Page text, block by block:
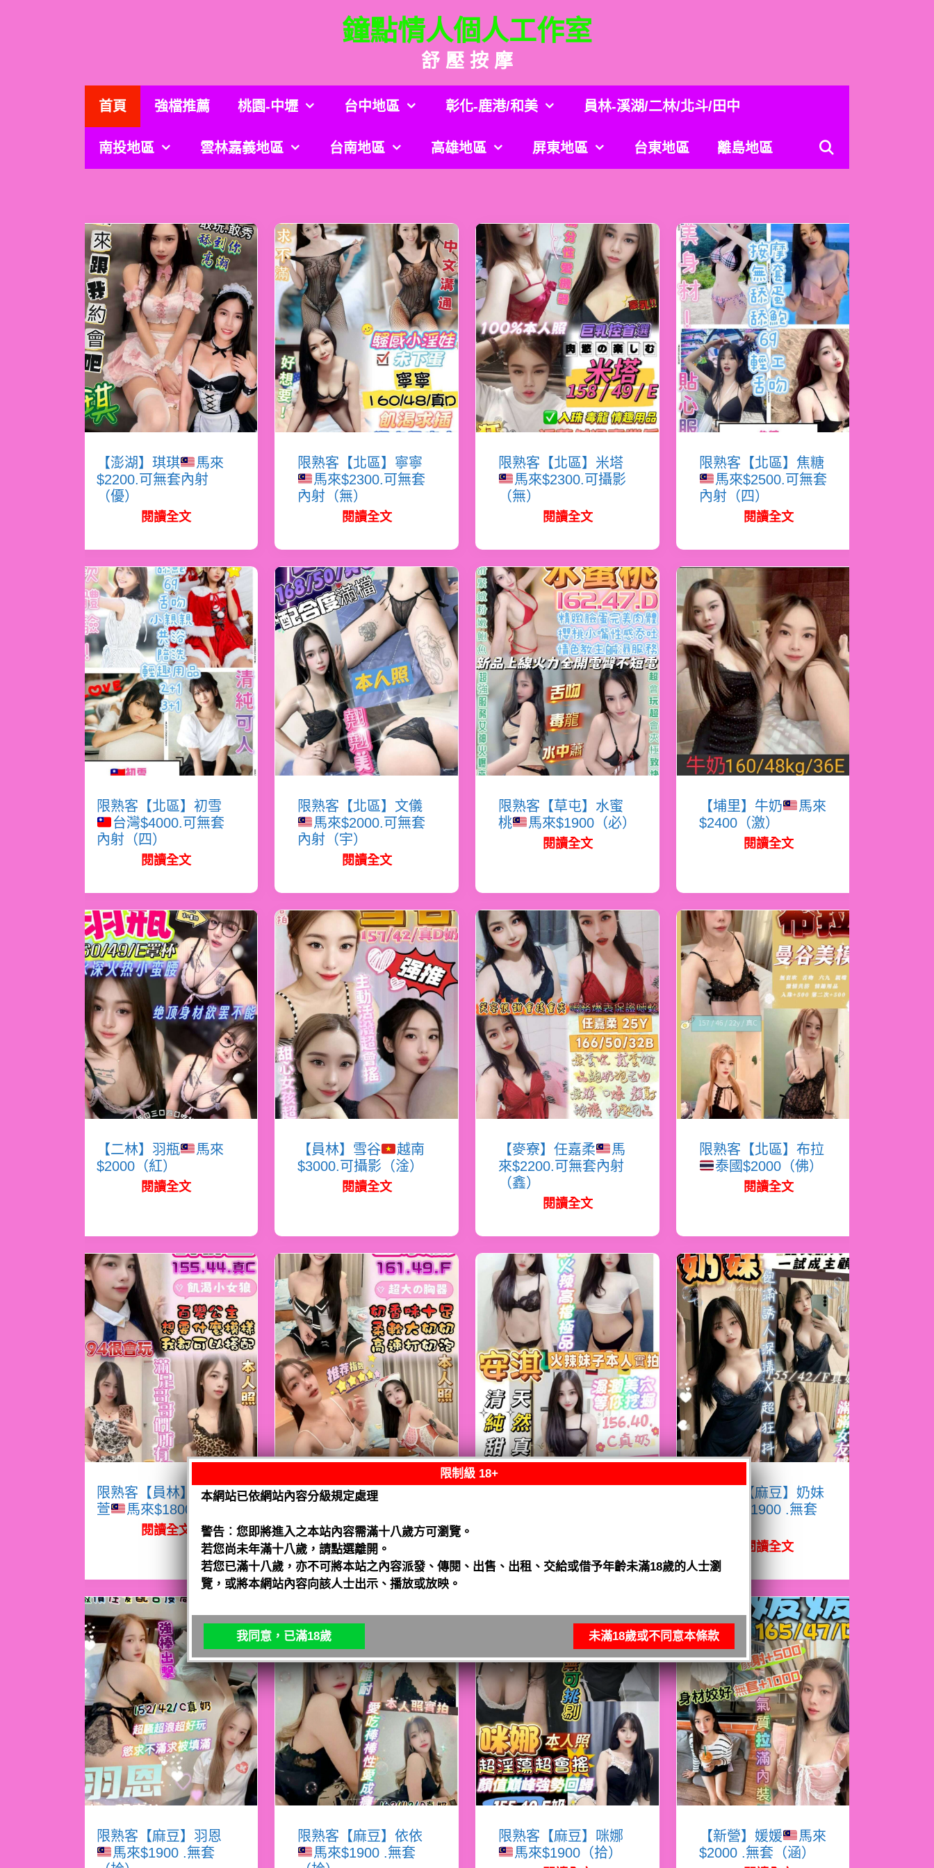
鐘點情人個人工作室
舒 壓 按 摩
首頁 強檔推薦 桃園-中壢 台中地區 彰化-鹿港/和美 員林-溪湖/二林/北斗/田中
南投地區 雲林嘉義地區 台南地區 高雄地區 屏東地區 台東地區 離島地區
【澎湖】琪琪
馬來
$2200.可無套內射
（優）
閱讀全文
限熟客【北區】寧寧
馬來$2300.可無套
內射（無）
閱讀全文
限熟客【北區】米塔
馬來$2300.可攝影
（無）
閱讀全文
限熟客【北區】焦糖
馬來$2500.可無套
內射（四）
閱讀全文
限熟客【北區】初雪
台灣$4000.可無套
內射（四）
閱讀全文
限熟客【北區】文儀
馬來$2000.可無套
內射（宇）
閱讀全文
限熟客【草屯】水蜜
桃
馬來$1900（必）
閱讀全文
【埔里】牛奶
馬來
$2400（激）
閱讀全文
【二林】羽瓶
馬來
$2000（紅）
閱讀全文
【員林】雪谷
越南
$3000.可攝影（淦）
閱讀全文
【麥寮】任嘉柔
馬
來$2200.可無套內射
（鑫）
閱讀全文
限熟客【北區】布拉
泰國$2000（佛）
閱讀全文
限熟客【員林】許郁
萱
馬來$1800（跑）
閱讀全文
限熟客【鹿港】金泰
閱讀全文
限熟客【麻豆】奶妹
馬來$1900 .無套
閱讀全文
限熟客【麻豆】羽恩
馬來$1900 .無套
限熟客【麻豆】依依
馬來$1900 .無套
限熟客【麻豆】咪娜
馬來$1900（拾）
【新營】媛媛
馬來
$2000 .無套（涵）
限制級 18+
本網站已依網站內容分級規定處理
警告︰您即將進入之本站內容需滿十八歲方可瀏覽。
若您尚未年滿十八歲，請點選離開。
若您已滿十八歲，亦不可將本站之內容派發、傳閱、出售、出租、交給或借予年齡未滿18歲的人士瀏
覽，或將本網站內容向該人士出示、播放或放映。
我同意，已滿18歲 未滿18歲或不同意本條款